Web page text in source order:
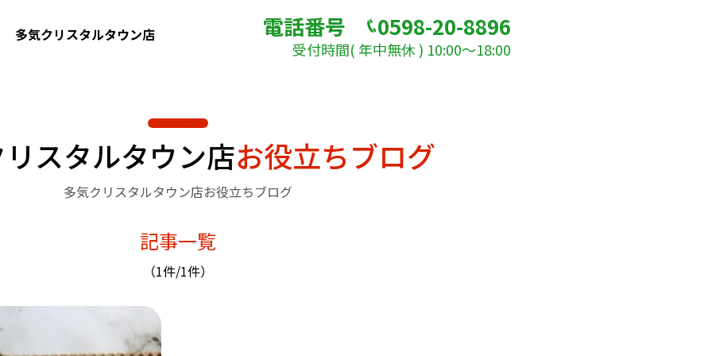
多気クリスタルタウン店 電話番号 0598-20-8896
受付時間( 年中無休 ) 10:00～18:00
スタルタウン店お役立ちブログ
多気クリスタルタウン店お役立ちブログ
記事一覧
（1件/1件）